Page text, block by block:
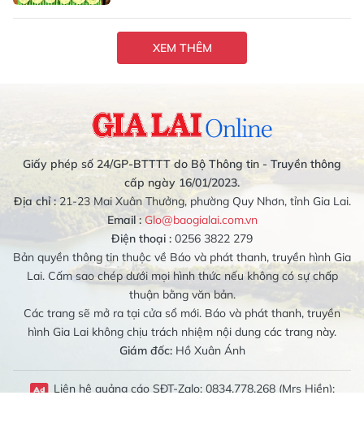
XEM THÊM
Giấy phép số 24/GP-BTTTT do Bộ Thông tin - Truyền thông
cấp ngày 16/01/2023.
Địa chỉ :21-23 Mai Xuân Thưởng, phường Quy Nhơn, tỉnh Gia Lai.
Email : Glo@baogialai.com.vn
Điện thoại : 0256 3822 279
Bản quyền thông tin thuộc về Báo và phát thanh, truyền hình Gia
Lai. Cấm sao chép dưới mọi hình thức nếu không có sự chấp
thuận bằng văn bản.
Các trang sẽ mở ra tại cửa sổ mới. Báo và phát thanh, truyền
hình Gia Lai không chịu trách nhiệm nội dung các trang này.
Giám đốc:Hồ Xuân Ánh
Liên hệ quảng cáo SĐT-Zalo: 0834.778.268 (Mrs Hiền);